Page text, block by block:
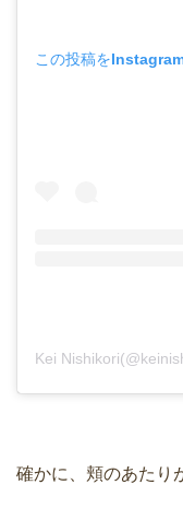
この投稿を
Kei
確かに、頬のあたり